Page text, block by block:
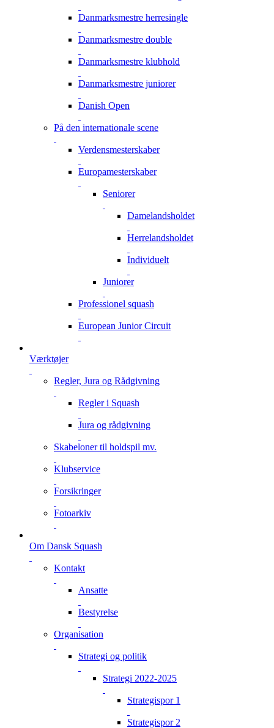
Danmarksmestre herresingle
Danmarksmestre double
Danmarksmestre klubhold
Danmarksmestre juniorer
Danish Open
På den internationale scene
Verdensmesterskaber
Europamesterskaber
Seniorer
Damelandsholdet
Herrelandsholdet
Individuelt
Juniorer
Professionel squash
European Junior Circuit
Værktøjer
Regler, Jura og Rådgivning
Regler i Squash
Jura og rådgivning
Skabeloner til holdspil mv.
Klubservice
Forsikringer
Fotoarkiv
Om Dansk Squash
Kontakt
Ansatte
Bestyrelse
Organisation
Strategi og politik
Strategi 2022-2025
Strategispor 1
Strategispor 2